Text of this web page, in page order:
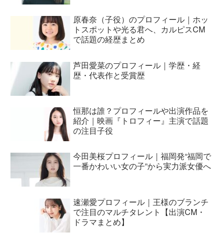
原春奈（子役）のプロフィール｜ホッ
トスポットや光る君へ、カルピスCM
で話題の経歴まとめ
芦田愛菜のプロフィール｜学歴・経
歴・代表作と受賞歴
恒那は誰？プロフィールや出演作品を
紹介｜映画『トロフィー』主演で話題
の注目子役
今田美桜プロフィール｜福岡発“福岡で
一番かわいい女の子”から実力派女優へ
速瀬愛プロフィール｜王様のブランチ
で注目のマルチタレント【出演CM・
ドラマまとめ】